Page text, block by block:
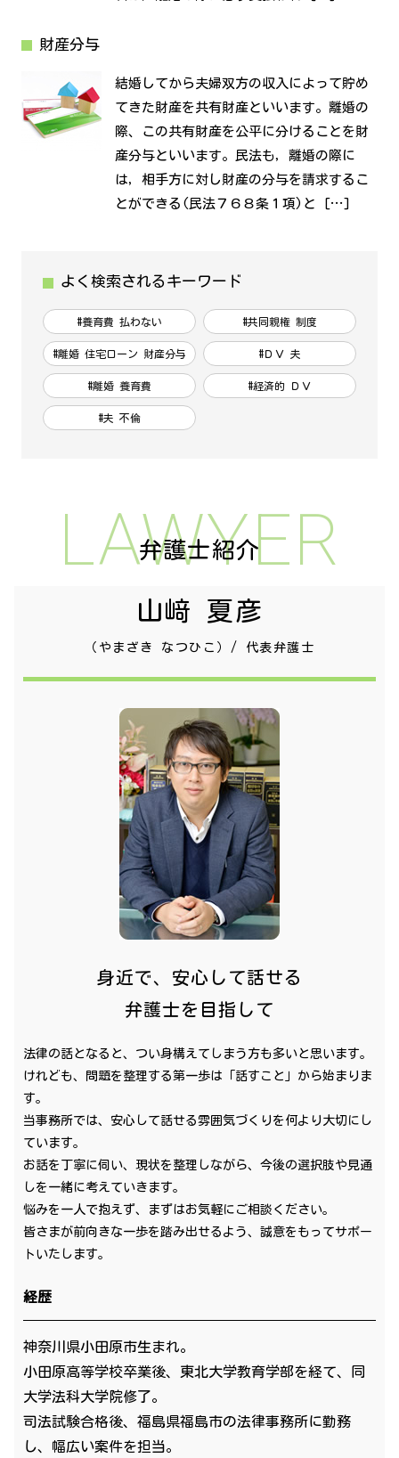
財産分与
結婚してから夫婦双方の収入によって貯め
てきた財産を共有財産といいます。離婚の
際、この共有財産を公平に分けることを財
産分与といいます。民法も，離婚の際に
は，相手方に対し財産の分与を請求するこ
とができる(民法７６８条１項)と […]
よく検索されるキーワード
#養育費 払わない #共同親権 制度
#離婚 住宅ローン 財産分与 #ＤＶ 夫
#離婚 養育費 #経済的 ＤＶ
#夫 不倫
LAWYER
弁護士紹介
山﨑 夏彦
（やまざき なつひこ）/ 代表弁護士
身近で、安心して話せる
弁護士を目指して
法律の話となると、つい身構えてしまう方も多いと思います。
けれども、問題を整理する第一歩は「話すこと」から始まりま
す。
当事務所では、安心して話せる雰囲気づくりを何より大切にし
ています。
お話を丁寧に伺い、現状を整理しながら、今後の選択肢や見通
しを一緒に考えていきます。
悩みを一人で抱えず、まずはお気軽にご相談ください。
皆さまが前向きな一歩を踏み出せるよう、誠意をもってサポー
トいたします。
経歴
神奈川県小田原市生まれ。
小田原高等学校卒業後、東北大学教育学部を経て、同
大学法科大学院修了。
司法試験合格後、福島県福島市の法律事務所に勤務
し、幅広い案件を担当。